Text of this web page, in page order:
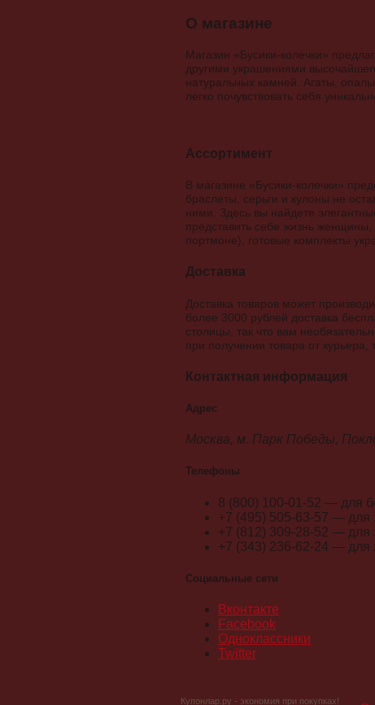
О магазине
Магазин «Бусики-колечки»
другими украшениями
натуральных камней. Агаты,
легко почувствовать себя
Ассортимент
В магазине «Бусики-колечки»
браслеты, серьги и кулоны не
ними. Здесь вы найдете
представить себе жизнь
портмоне), готовые комплекты
Доставка
Доставка товаров может
более 3000 рублей доставка
столицы, так что вам
при получении товара от
Контактная информация
Адрес
Москва, м. Парк Победы,
Телефоны
8 (800) 100-01-52 — для
+7 (495) 505-63-57 — для
+7 (812) 309-28-52 — для
+7 (343) 236-62-24 — для
Социальные сети
Вконтакте
Facebook
Одноклассники
Twitter
Купонлар.ру - экономия при покупках!